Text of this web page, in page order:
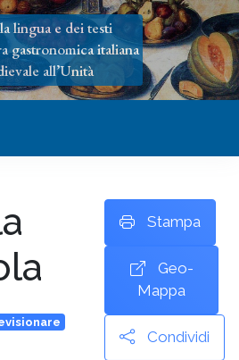
lingua e dei testi
gastronomica italiana
all’Unità
Stampa
Geo-
Mappa
Condividi